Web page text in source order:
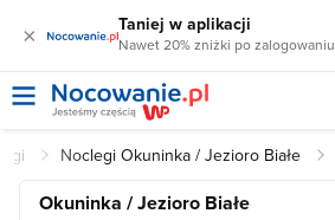
× Taniej w aplikacji
Nawet 20% zniżki po zalogowaniu
Noclegi Okuninka / Jezioro Białe
Okuninka / Jezioro Białe